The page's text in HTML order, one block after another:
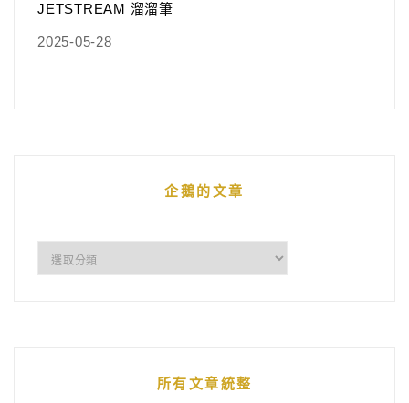
JETSTREAM 溜溜筆
2025-05-28
企鵝的文章
所有文章統整